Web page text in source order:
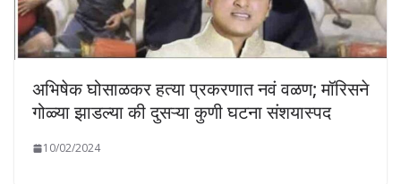
अभिषेक घोसाळकर हत्या प्रकरणात नवं वळण; मॉरिसने
गोळ्या झाडल्या की दुसऱ्या कुणी घटना संशयास्पद
10/02/2024